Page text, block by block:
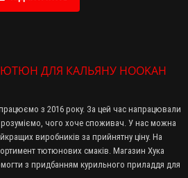
ДЛЯ КАЛЬЯНУ HOOKAH
з 2016 року. За цей час напрацювали
розуміємо, чого хоче споживач. У нас можна
виробників за прийнятну ціну. На
тютюнових смаків. Магазин Хука
з придбанням курильного приладдя для